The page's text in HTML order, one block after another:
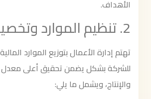
الأهداف.
2. تنظيم الموارد وتخصيصها
تهتم إدارة الأعمال بتوزيع الموارد
للشركة بشكل يضمن تحقيق أعلى
والإنتاج، ويشمل ما يلي: